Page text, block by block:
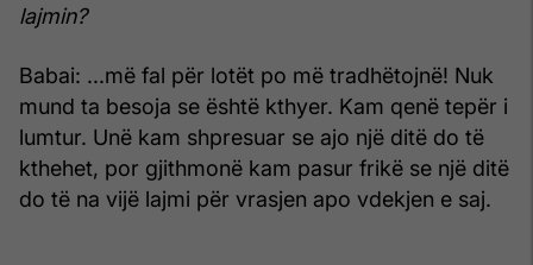
lajmin?
Babai: ...më fal për lotët po më tradhëtojnë! Nuk
mund ta besoja se është kthyer. Kam qenë tepër i
lumtur. Unë kam shpresuar se ajo një ditë do të
kthehet, por gjithmonë kam pasur frikë se një ditë
do të na vijë lajmi për vrasjen apo vdekjen e saj.